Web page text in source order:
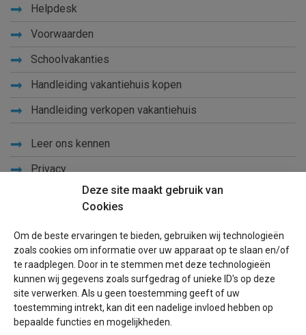
Deze site maakt gebruik van
Cookies
Om de beste ervaringen te bieden, gebruiken wij technologieën
zoals cookies om informatie over uw apparaat op te slaan en/of
te raadplegen. Door in te stemmen met deze technologieën
kunnen wij gegevens zoals surfgedrag of unieke ID's op deze
site verwerken. Als u geen toestemming geeft of uw
toestemming intrekt, kan dit een nadelige invloed hebben op
bepaalde functies en mogelijkheden.
Helpdesk
Voorwaarden
Schoolvakanties
Handleiding vakantiehuis kopen
Handleiding verkopen vakantiehuis
Leer ons kennen
Privacy
Blog
Voor eigenaren
Een advertentie plaatsen